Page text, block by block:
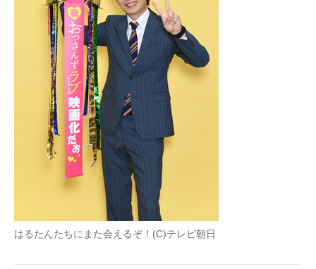
AI活用のいまが分かる
企業ITのトレンドを詳説
経営リーダーのコミュニティ
マーケ×ITの今がよく分かる
ITエンジニア向け専門サイト
企業向けIT製品の総合サイト
IT製品の技術・比較・事例
製造業のIT導入・活用を支援
はるたんたちにまた会えるぞ！(C)テレビ朝日